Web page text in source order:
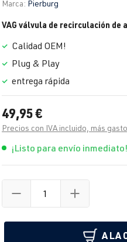
Marca: Pierburg
VAG válvula de recirculación de
Calidad OEM!
Plug & Play
entrega rápida
49,95 €
Precios con IVA incluido, más
¡Listo para envío inmediato!
A LA